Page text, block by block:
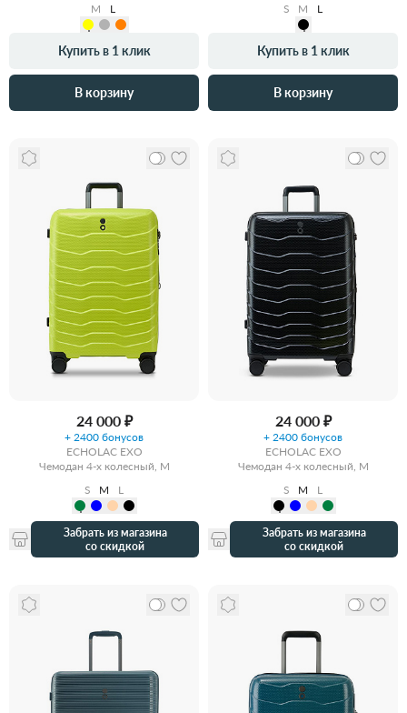
M
L
Купить в 1 клик
В корзину
S
M L
Купить в 1 клик
В корзину
24 000 ₽
+ 2400 бонусов
ECHOLAC EXO
Чемодан 4-х колесный, M
S
M L
Забрать из магазина
со скидкой
24 000 ₽
+ 2400 бонусов
ECHOLAC EXO
Чемодан 4-х колесный, M
S
M L
Забрать из магазина
со скидкой